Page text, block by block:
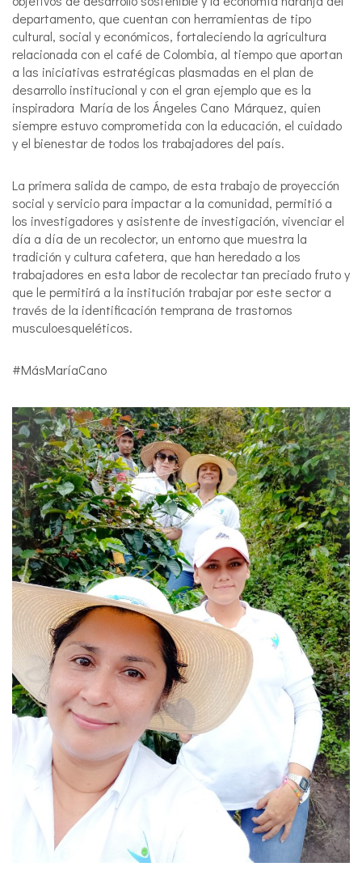
departamento, que cuentan con herramientas de tipo
cultural, social y económicos, fortaleciendo la agricultura
relacionada con el café de Colombia, al tiempo que aportan
a las iniciativas estratégicas plasmadas en el plan de
desarrollo institucional y con el gran ejemplo que es la
inspiradora María de los Ángeles Cano Márquez, quien
siempre estuvo comprometida con la educación, el cuidado
y el bienestar de todos los trabajadores del país.
La primera salida de campo, de esta trabajo de proyección
social y servicio para impactar a la comunidad, permitió a
los investigadores y asistente de investigación, vivenciar el
día a día de un recolector, un entorno que muestra la
tradición y cultura cafetera, que han heredado a los
trabajadores en esta labor de recolectar tan preciado fruto y
que le permitirá a la institución trabajar por este sector a
través de la identificación temprana de trastornos
musculoesqueléticos.
#MásMaríaCano